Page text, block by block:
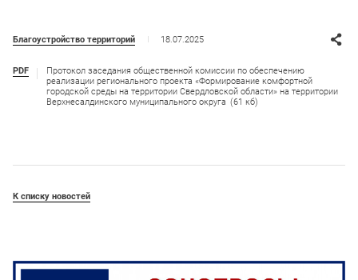
Благоустройство территорий 18.07.2025
PDF
Протокол заседания общественной комиссии по обеспечению
реализации регионального проекта «Формирование комфортной
городской среды на территории Свердловской области» на территории
Верхнесалдинского муниципального округа (61 кб)
К списку новостей